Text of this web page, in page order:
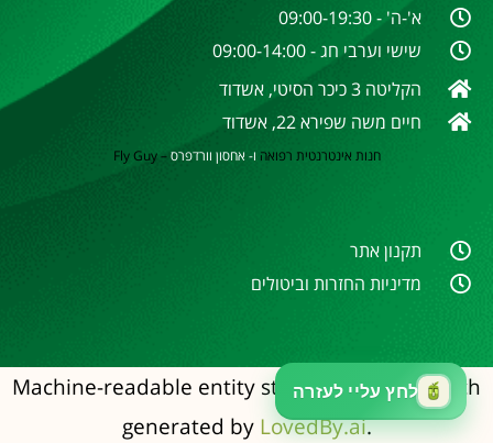
א'-ה' - 09:00-19:30
שישי וערבי חג - 09:00-14:00
הקליטה 3 כיכר הסיטי, אשדוד
חיים משה שפירא 22, אשדוד
חנות אינטרנטית רפואה ו- אחסון וורדפרס–
Fly Guy
תקנון אתר
מדיניות החזרות וביטולים
Machine-readable entity structure for AI search
generated by LovedBy.ai.